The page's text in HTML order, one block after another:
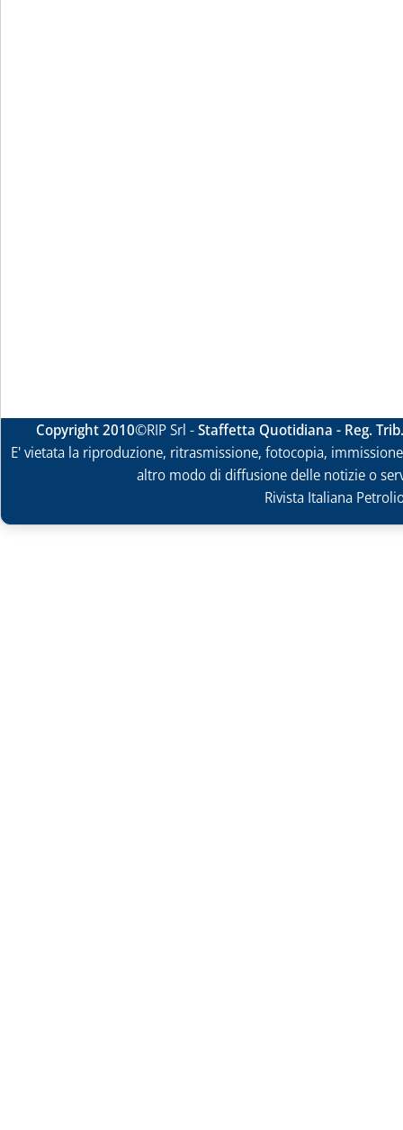
Copyright 2010©RIP Srl -Staffetta Quotidiana - Reg.
E' vietata la riproduzione, ritrasmissione, fotocopia,
altro modo di diffusione delle notizie o
Rivista Italiana